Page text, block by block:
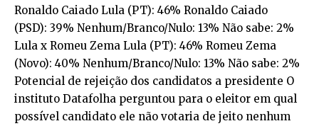
Ronaldo Caiado Lula (PT): 46% Ronaldo Caiado
(PSD): 39% Nenhum/Branco/Nulo: 13% Não sabe: 2%
Lula x Romeu Zema Lula (PT): 46% Romeu Zema
(Novo): 40% Nenhum/Branco/Nulo: 13% Não sabe: 2%
Potencial de rejeição dos candidatos a presidente O
instituto Datafolha perguntou para o eleitor em qual
possível candidato ele não votaria de jeito nenhum